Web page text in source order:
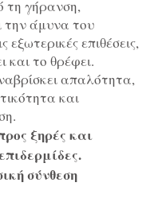
τη γήρανση,
την άμυνα του
εξωτερικές επιθέσεις,
και το θρέφει.
απαλότητα,
και
ξηρές και
σύνθεση